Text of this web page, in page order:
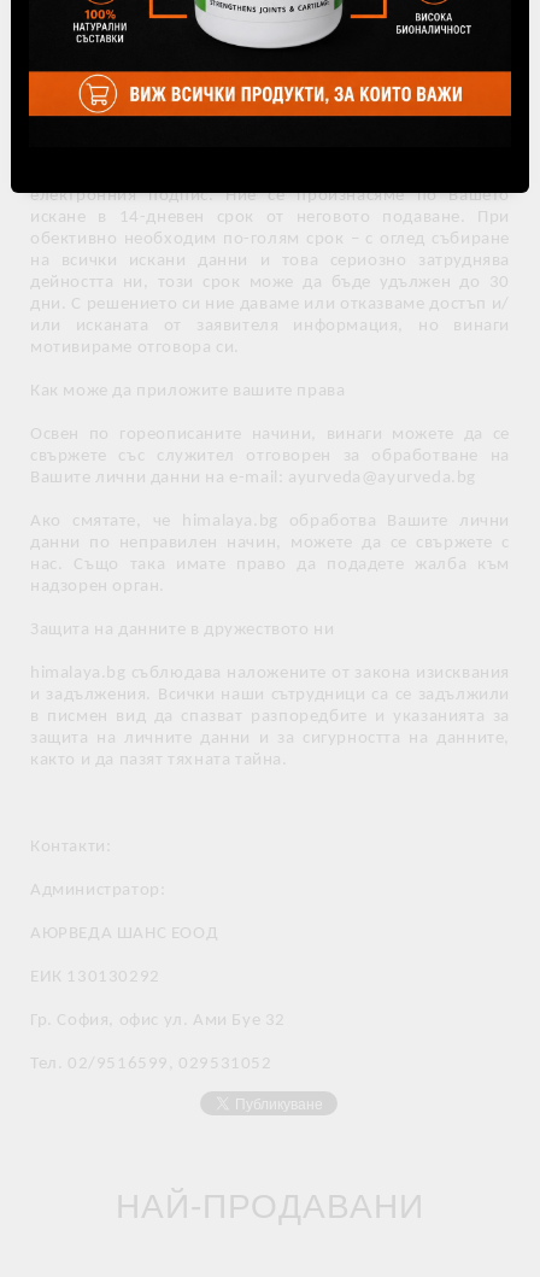
подадете жалба пред Комисията за защита на личните
данни. След 25 май 2018 г. ще можете да подадете жалба
Заявленията за достъп до информация или за корекция
се подават лично или от изрично упълномощено от Вас
електронния подпис. Ние се произнасяме по Вашето
искане в 14-дневен срок от неговото подаване. При
обективно необходим по-голям срок – с оглед събиране
на всички искани данни и това сериозно затруднява
дейността ни, този срок може да бъде удължен до 30
дни. С решението си ние даваме или отказваме достъп и/
или исканата от заявителя информация, но винаги
мотивираме отговора си.
Как може да приложите вашите права
Освен по гореописаните начини, винаги можете да се
свържете със служител отговорен за обработване на
Вашите лични данни на e-mail: ayurveda@ayurveda.bg
Ако смятате, че himalaya.bg обработва Вашите лични
данни по неправилен начин, можете да се свържете с
нас. Също така имате право да подадете жалба към
надзорен орган.
Защита на данните в дружеството ни
himalaya.bg съблюдава наложените от закона изисквания
и задължения. Всички наши сътрудници са се задължили
в писмен вид да спазват разпоредбите и указанията за
защита на личните данни и за сигурността на данните,
както и да пазят тяхната тайна.
Контакти:
Администратор:
АЮРВЕДА ШАНС ЕООД
ЕИК 130130292
Гр. София, офис ул. Ами Буе 32
Тел. 02/9516599, 029531052
НАЙ-ПРОДАВАНИ